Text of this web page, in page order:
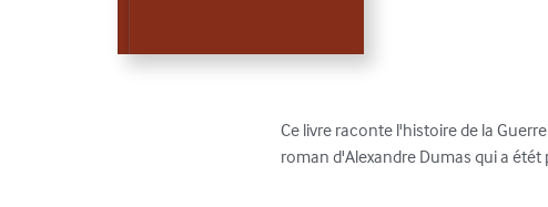
Ce livre raconte l'histoire de la
roman d'Alexandre Dumas qui a